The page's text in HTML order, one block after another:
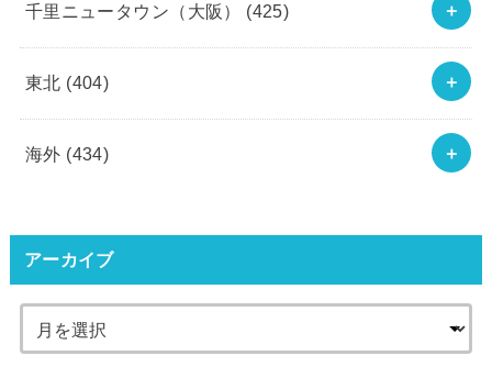
千里ニュータウン（大阪） (425)
東北 (404)
海外 (434)
アーカイブ